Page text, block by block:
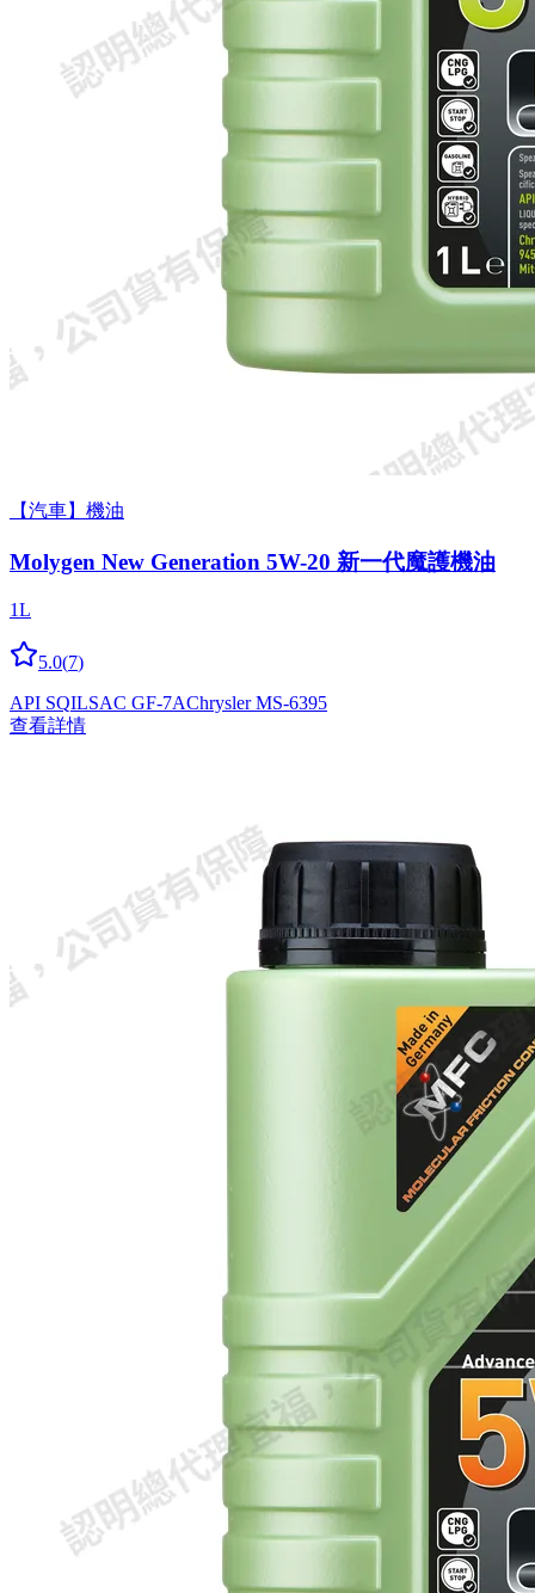
【汽車】機油
Molygen New Gener­a­tion 5W-20 新一代魔護機油
1L
5.0(7)
API SQILSAC GF-7AChrysler MS-6395
查看詳情